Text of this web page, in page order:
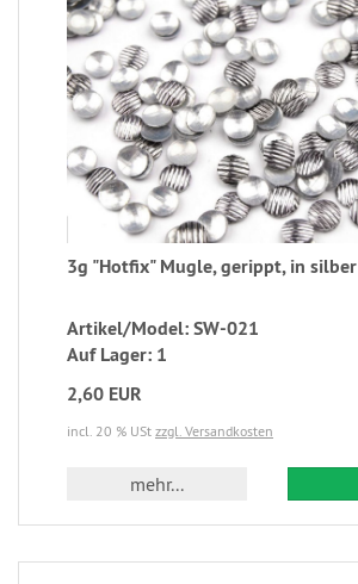
3g "Hotfix" Mugle, gerippt, in silber
Artikel/Model: SW-021
Auf Lager: 1
2,60 EUR
incl. 20 % USt zzgl. Versandkosten
mehr...